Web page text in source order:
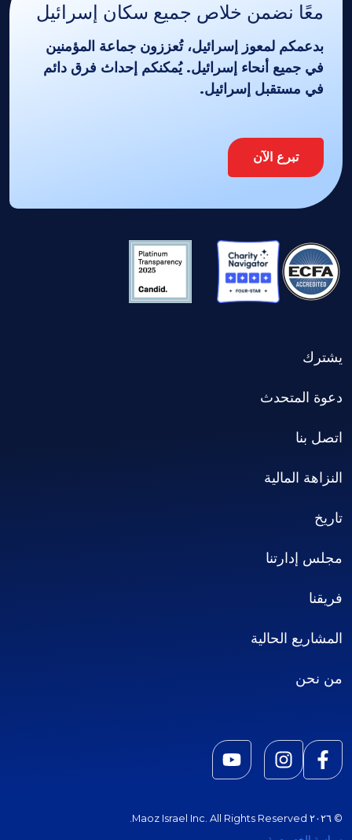
معًا نضمن خلاص جميع سكان إسرائيل
بدعمكم لمعوز إسرائيل، تُعززون جماعة المؤمنين
في جميع أنحاء إسرائيل. يُمكنكم إحداث فرق دائم
في مستقبل إسرائيل.
تبرع الآن
يشترك
دعوة المتحدث
اتصل بنا
النزاهة المالية
تاريخ
مجلس إدارتنا
فريقنا
المشاريع الحالية
من نحن
© ٢٠٢٦ Maoz Israel Inc. All Rights Reserved.